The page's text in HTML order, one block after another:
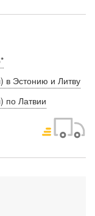
в Эстонию и Литву
по Латвии